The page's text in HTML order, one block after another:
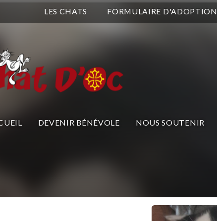
LES CHATS FORMULAIRE D'ADOPTION
DEVENIR BÉNÉVOLE NOUS SOUTENIR